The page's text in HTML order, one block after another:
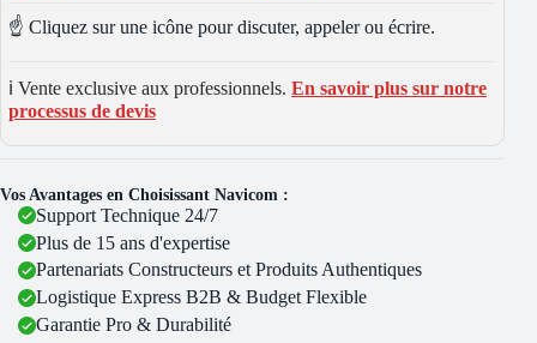
☝️ Cliquez sur une icône pour discuter, appeler ou écrire.
ℹ️ Vente exclusive aux professionnels. En savoir plus sur notre
processus de devis
Vos Avantages en Choisissant Navicom :
Support Technique 24/7
Plus de 15 ans d'expertise
Partenariats Constructeurs et Produits Authentiques
Logistique Express B2B & Budget Flexible
Garantie Pro & Durabilité